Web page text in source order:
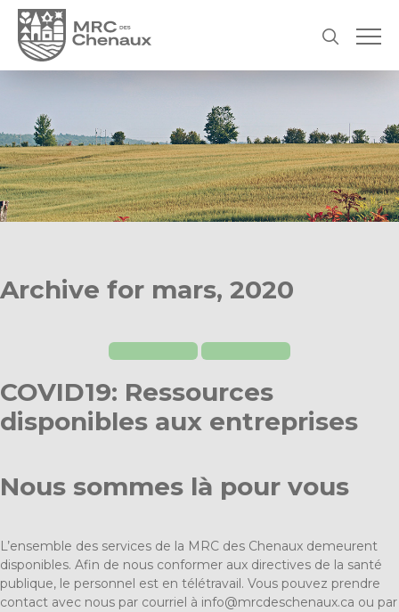
Archive for mars, 2020
COVID19: Ressources
disponibles aux entreprises
Nous sommes là pour vous
L’ensemble des services de la MRC des Chenaux demeurent
disponibles. Afin de nous conformer aux directives de la santé
publique, le personnel est en télétravail. Vous pouvez prendre
contact avec nous par courriel à info@mrcdeschenaux.ca ou par